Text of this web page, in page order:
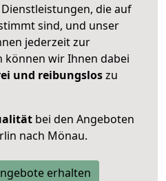
die auf
sind, und unser
jederzeit zur
können wir Ihnen dabei
und reibungsloszu
bei den Angeboten
nach Mönau.
erhalten